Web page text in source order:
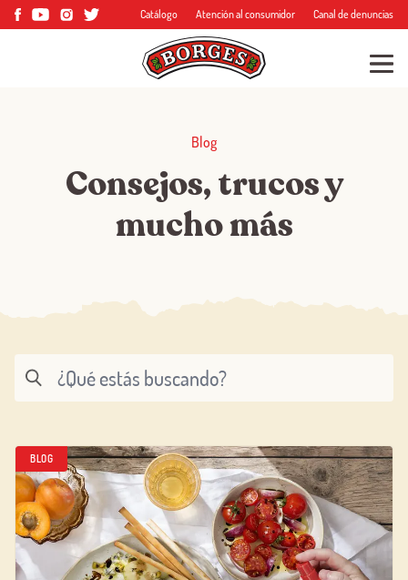
Catálogo Atención al consumidor Canal de denuncias
Blog
Consejos, trucos y
mucho más
BLOG